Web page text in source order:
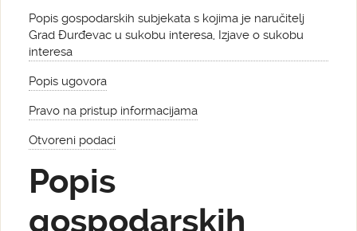
Popis gospodarskih subjekata s kojima je naručitelj
Grad Đurđevac u sukobu interesa, Izjave o sukobu
interesa
Popis ugovora
Pravo na pristup informacijama
Otvoreni podaci
Popis
gospodarskih